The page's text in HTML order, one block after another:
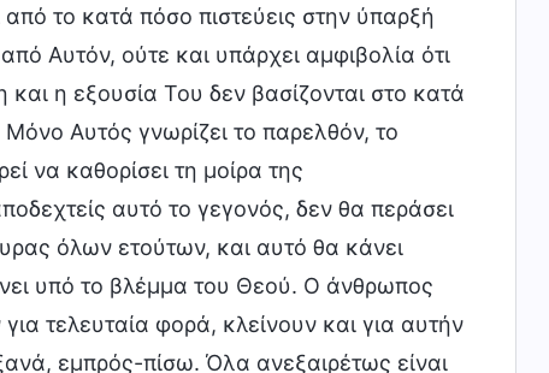
το κατά πόσο πιστεύεις στην ύπαρξή
Αυτόν, ούτε και υπάρχει αμφιβολία ότι
η εξουσία Του δεν βασίζονται στο κατά
Αυτός γνωρίζει το παρελθόν, το
να καθορίσει τη μοίρα της
αυτό το γεγονός, δεν θα περάσει
όλων ετούτων, και αυτό θα κάνει
υπό το βλέμμα του Θεού. Ο άνθρωπος
τελευταία φορά, κλείνουν και για αυτήν
εμπρός-πίσω. Όλα ανεξαιρέτως είναι